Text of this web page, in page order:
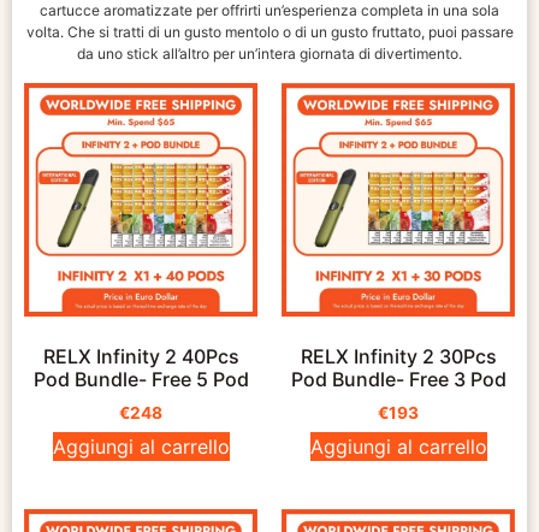
cartucce aromatizzate per offrirti un’esperienza completa in una sola
volta. Che si tratti di un gusto mentolo o di un gusto fruttato, puoi passare
da uno stick all’altro per un’intera giornata di divertimento.
RELX Infinity 2 40Pcs
Pod Bundle- Free 5 Pod
€248
Aggiungi al carrello
RELX Infinity 2 30Pcs
Pod Bundle- Free 3 Pod
€193
Aggiungi al carrello